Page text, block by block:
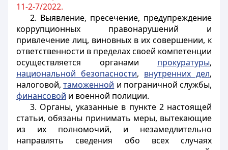
11-2-7/2022.
2. Выявление, пресечение, предупреждение
коррупционных правонарушений и
привлечение лиц, виновных в их совершении, к
ответственности в пределах своей компетенции
осуществляется органами прокуратуры,
национальной безопасности, внутренних дел,
налоговой,таможенной и пограничной службы,
финансовой и военной полиции.
3. Органы, указанные в пункте 2 настоящей
статьи, обязаны принимать меры, вытекающие
из их полномочий, и незамедлительно
направлять сведения обо всех случаях